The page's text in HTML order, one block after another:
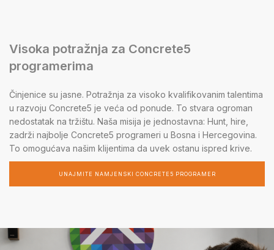
Visoka potražnja za Concrete5
programerima
Činjenice su jasne. Potražnja za visoko kvalifikovanim talentima
u razvoju Concrete5 je veća od ponude. To stvara ogroman
nedostatak na tržištu. Naša misija je jednostavna: Hunt, hire,
zadrži najbolje Concrete5 programeri u Bosna i Hercegovina.
To omogućava našim klijentima da uvek ostanu ispred krive.
UNAJMITE NAMJENSKI CONCRETE5 PROGRAMER